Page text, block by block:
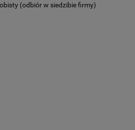
(odbiór w siedzibie firmy)